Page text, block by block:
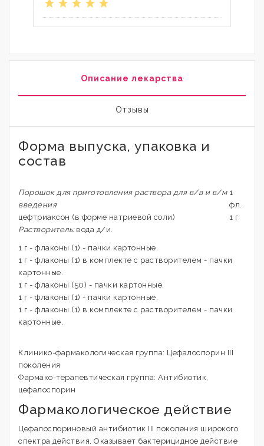
Описание лекарства
Отзывы
Форма выпуска, упаковка и
состав
Порошок для приготовления раствора для в/в и в/м
введения
1
фл.
цефтриаксон (в форме натриевой соли)
1 г
Растворитель:вода д/и.
1 г - флаконы (1) - пачки картонные.
1 г - флаконы (1) в комплекте с растворителем - пачки
картонные.
1 г - флаконы (50) - пачки картонные.
1 г - флаконы (1) - пачки картонные.
1 г - флаконы (1) в комплекте с растворителем - пачки
картонные.
Клинико-фармакологическая группа: Цефалоспорин III
поколения
Фармако-терапевтическая группа: Антибиотик,
цефалоспорин
Фармакологическое действие
Цефалоспориновый антибиотик III поколения широкого
спектра действия. Оказывает бактерицидное действие